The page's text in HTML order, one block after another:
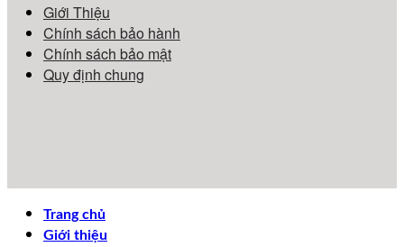
Giới Thiệu
Chính sách bảo hành
Chính sách bảo mật
Quy định chung
Trang chủ
Giới thiệu